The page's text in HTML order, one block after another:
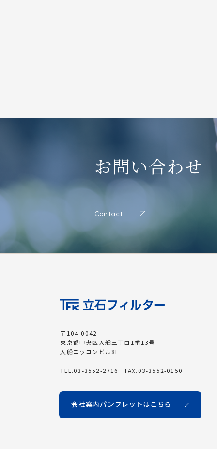
お問い合わせ
Contact
〒104-0042
東京都中央区入船三丁目1番13号
入船ニッコンビル8F
TEL.03-3552-2716 FAX.03-3552-0150
会社案内パンフレットはこちら